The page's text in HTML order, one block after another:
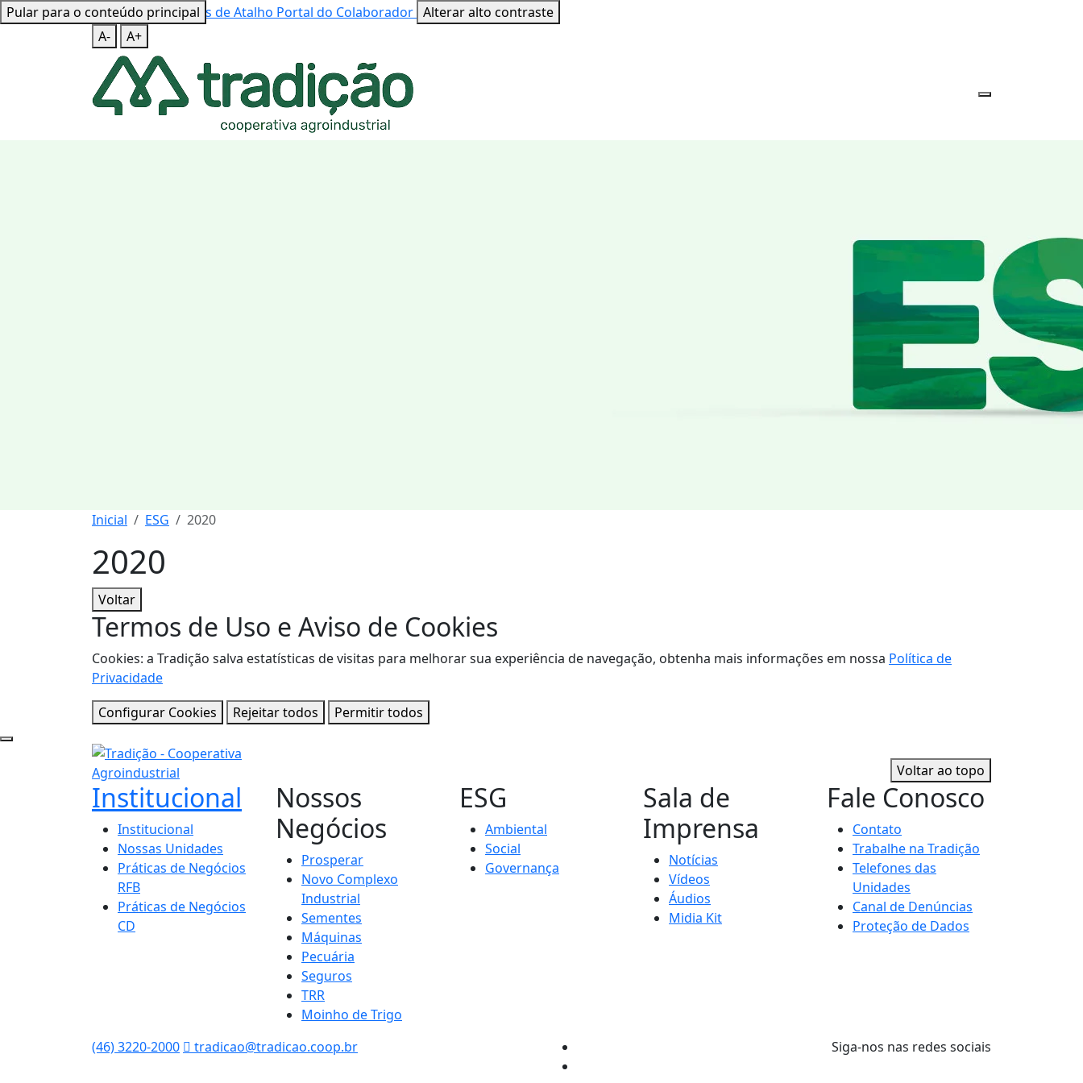
Pular para o conteúdo principal
Mapa do Site Teclas de Atalho Portal do Colaborador Alterar alto contraste
A-
A+
Inicial ESG 2020
2020
Voltar
Termos de Uso e Aviso de Cookies
Cookies: a Tradição salva estatísticas de visitas para melhorar sua experiência de navegação, obtenha mais informações em nossa Política de
Privacidade
Configurar Cookies
Rejeitar todos Permitir todos
Voltar ao topo
Institucional
Institucional
Nossas Unidades
Práticas de Negócios
RFB
Práticas de Negócios
CD
Nossos
Negócios
Prosperar
Novo Complexo
Industrial
Sementes
Máquinas
Pecuária
Seguros
TRR
Moinho de Trigo
ESG
Ambiental
Social
Governança
Sala de
Imprensa
Notícias
Vídeos
Áudios
Midia Kit
Fale Conosco
Contato
Trabalhe na Tradição
Telefones das
Unidades
Canal de Denúncias
Proteção de Dados
(46) 3220-2000 tradicao@tradicao.coop.br Siga-nos nas redes sociais